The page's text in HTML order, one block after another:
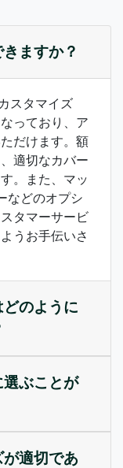
ますか？
スタマイズ
っており、ア
だけます。額
適切なカバー
。また、マッ
などのオプシ
タマーサービ
うお手伝いさ
のように
ぶことが
適切であ